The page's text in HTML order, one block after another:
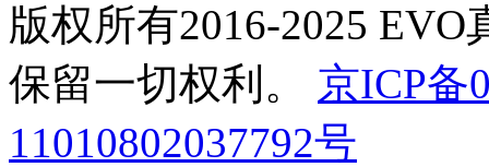
版权所有2016-2025 EVO
保留一切权利。
京ICP备
11010802037792号